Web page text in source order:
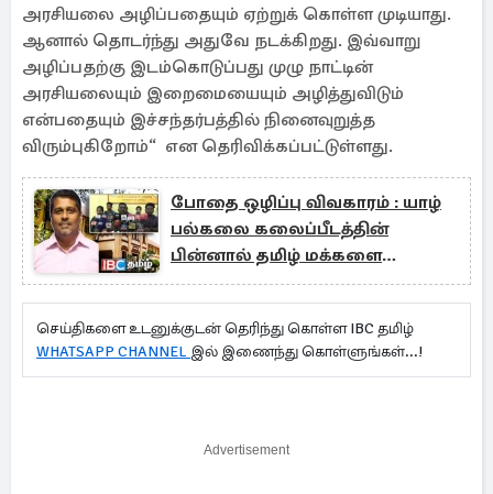
அரசியலை அழிப்பதையும் ஏற்றுக் கொள்ள முடியாது.
ஆனால் தொடர்ந்து அதுவே நடக்கிறது. இவ்வாறு
அழிப்பதற்கு இடம்கொடுப்பது முழு நாட்டின்
அரசியலையும் இறைமையையும் அழித்துவிடும்
என்பதையும் இச்சந்தர்பத்தில் நினைவுறுத்த
விரும்புகிறோம்“ என தெரிவிக்கப்பட்டுள்ளது.
போதை ஒழிப்பு விவகாரம் : யாழ்
பல்கலை கலைப்பீடத்தின்
பின்னால் தமிழ் மக்களை
அணிதிரள அழைப்பு
செய்திகளை உடனுக்குடன் தெரிந்து கொள்ள IBC தமிழ்
WHATSAPP CHANNEL இல் இணைந்து கொள்ளுங்கள்...!
Advertisement